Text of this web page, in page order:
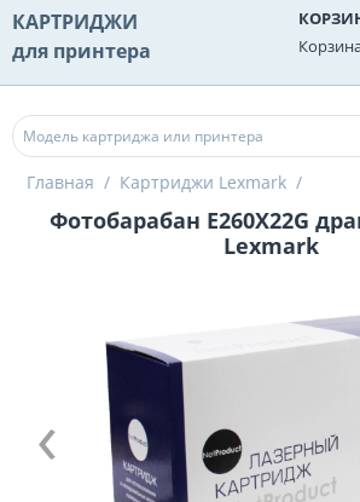
КАРТРИДЖИ
для принтера
Главная / Картриджи Lexmark /
Фотобарабан E260X22G
Lexmark